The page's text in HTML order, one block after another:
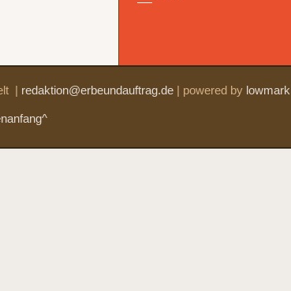
redaktion@erbeundauftrag.de| powered by lowmark